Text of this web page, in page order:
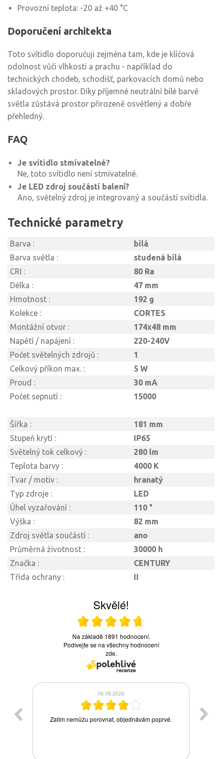
Provozní teplota: -20 až +40 °C
Doporučení architekta
Toto svítidlo doporučuji zejména tam, kde je klíčová
odolnost vůči vlhkosti a prachu - například do
technických chodeb, schodišť, parkovacích domů nebo
skladových prostor. Díky příjemné neutrální bílé barvě
světla zůstává prostor přirozeně osvětlený a dobře
přehledný.
FAQ
Je svítidlo stmívatelné?
Ne, toto svítidlo není stmívatelné.
Je LED zdroj součástí balení?
Ano, světelný zdroj je integrovaný a součástí svítidla.
Technické parametry
Barva :
bílá
Barva světla :
studená bílá
CRI :
80 Ra
Délka :
47 mm
Hmotnost :
192 g
Kolekce :
CORTES
Montážní otvor :
174x48 mm
Napětí / napájení :
220-240V
Počet světelných zdrojů :
1
Celkový příkon max. :
5 W
Proud :
30 mA
Počet sepnutí :
15000
Šířka :
181 mm
Stupeň krytí :
IP65
Světelný tok celkový :
280 lm
Teplota barvy :
4000 K
Tvar / motiv :
hranatý
Typ zdroje :
LED
Úhel vyzařování :
110 °
Výška :
82 mm
Zdroj světla součástí :
ano
Průměrná životnost :
30000 h
Značka :
CENTURY
Třída ochrany :
II